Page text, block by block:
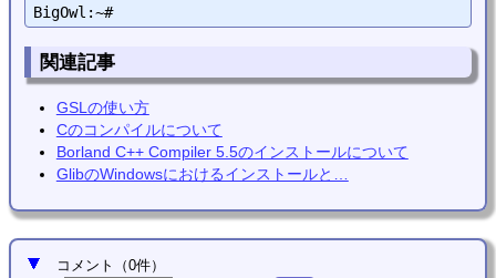
BigOwl:~#
関連記事
GSLの使い方
Cのコンパイルについて
Borland C++ Compiler 5.5のインストールについて
GlibのWindowsにおけるインストールと…
コメント （0件）